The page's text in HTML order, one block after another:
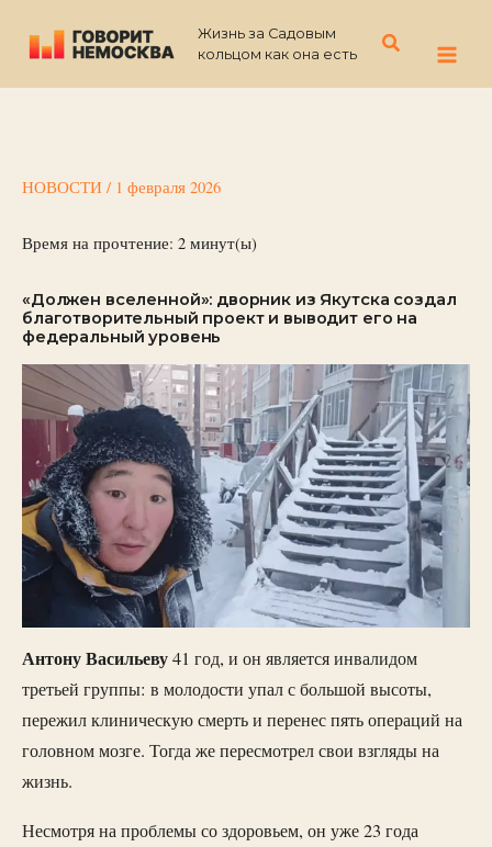
содержимому
Жизнь за Садовым
кольцом как она есть
Поиск
НОВОСТИ / 1 февраля 2026
Время на прочтение: 2 минут(ы)
«Должен вселенной»: дворник из Якутска создал
благотворительный проект и выводит его на
федеральный уровень
Антону Васильеву41 год, и он является инвалидом
третьей группы: в молодости упал с большой высоты,
пережил клиническую смерть и перенес пять операций на
головном мозге. Тогда же пересмотрел свои взгляды на
жизнь.
Несмотря на проблемы со здоровьем, он уже 23 года